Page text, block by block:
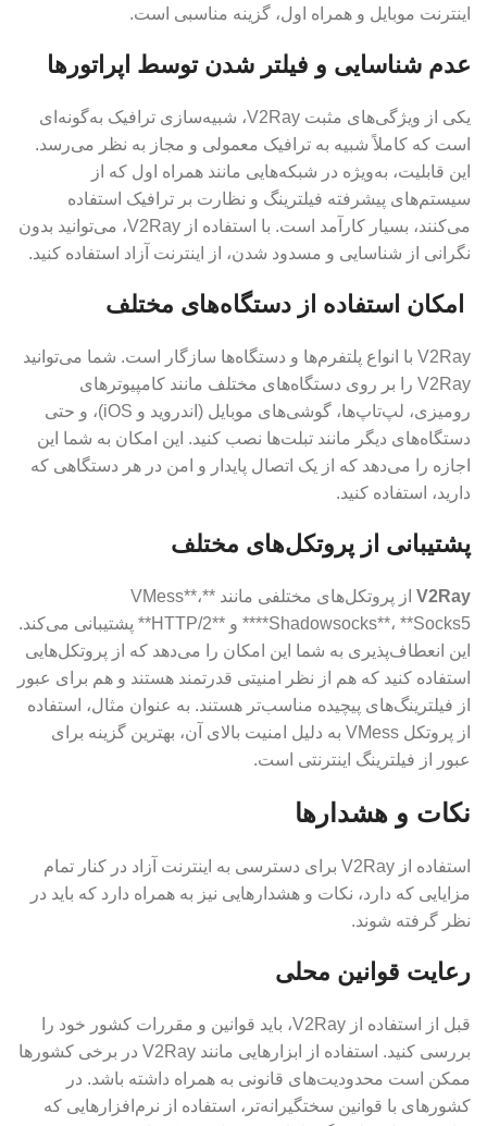
اینترنت موبایل و همراه اول، گزینه مناسبی است.
عدم شناسایی و فیلتر شدن توسط اپراتورها
یکی از ویژگی‌های مثبت V2Ray، شبیه‌سازی ترافیک به‌گونه‌ای
است که کاملاً شبیه به ترافیک معمولی و مجاز به نظر می‌رسد.
این قابلیت، به‌ویژه در شبکه‌هایی مانند همراه اول که از
سیستم‌های پیشرفته فیلترینگ و نظارت بر ترافیک استفاده
می‌کنند، بسیار کارآمد است. با استفاده از V2Ray، می‌توانید بدون
نگرانی از شناسایی و مسدود شدن، از اینترنت آزاد استفاده کنید.
امکان استفاده از دستگاه‌های مختلف
V2Ray با انواع پلتفرم‌ها و دستگاه‌ها سازگار است. شما می‌توانید
V2Ray را بر روی دستگاه‌های مختلف مانند کامپیوترهای
رومیزی، لپ‌تاپ‌ها، گوشی‌های موبایل (اندروید و iOS)، و حتی
دستگاه‌های دیگر مانند تبلت‌ها نصب کنید. این امکان به شما این
اجازه را می‌دهد که از یک اتصال پایدار و امن در هر دستگاهی که
دارید، استفاده کنید.
پشتیبانی از پروتکل‌های مختلف
V2Ray
از پروتکل‌های مختلفی مانند **VMess**،
**Shadowsocks**، **Socks5** و **HTTP/2** پشتیبانی می‌کند.
این انعطاف‌پذیری به شما این امکان را می‌دهد که از پروتکل‌هایی
استفاده کنید که هم از نظر امنیتی قدرتمند هستند و هم برای عبور
از فیلترینگ‌های پیچیده مناسب‌تر هستند. به عنوان مثال، استفاده
از پروتکل VMess به دلیل امنیت بالای آن، بهترین گزینه برای
عبور از فیلترینگ اینترنتی است.
نکات و هشدارها
استفاده از V2Ray برای دسترسی به اینترنت آزاد در کنار تمام
مزایایی که دارد، نکات و هشدارهایی نیز به همراه دارد که باید در
نظر گرفته شوند.
رعایت قوانین محلی
قبل از استفاده از V2Ray، باید قوانین و مقررات کشور خود را
بررسی کنید. استفاده از ابزارهایی مانند V2Ray در برخی کشورها
ممکن است محدودیت‌های قانونی به همراه داشته باشد. در
کشورهای با قوانین سختگیرانه‌تر، استفاده از نرم‌افزارهایی که